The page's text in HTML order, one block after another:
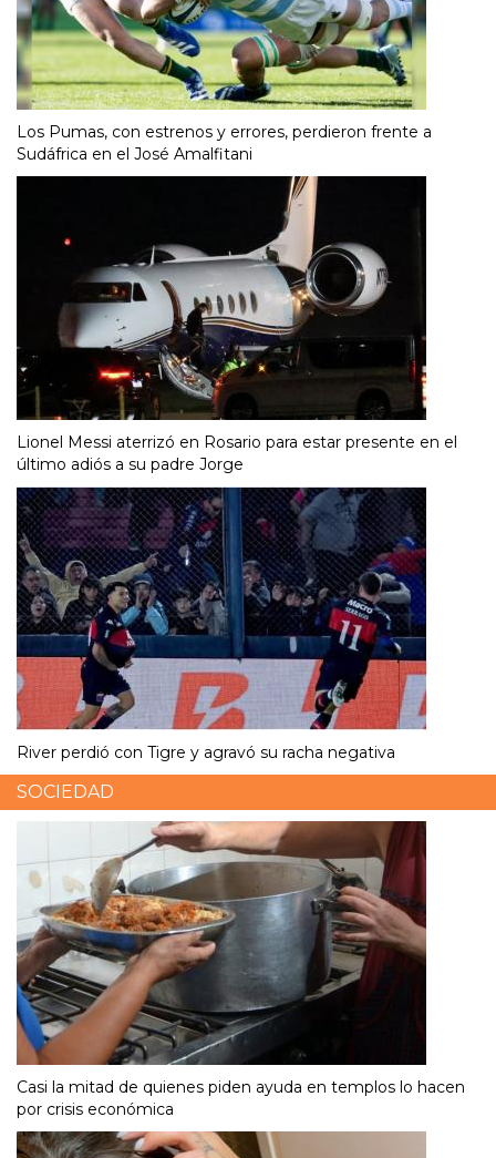
Los Pumas, con estrenos y errores, perdieron frente a
Sudáfrica en el José Amalfitani
Lionel Messi aterrizó en Rosario para estar presente en el
último adiós a su padre Jorge
River perdió con Tigre y agravó su racha negativa
SOCIEDAD
Casi la mitad de quienes piden ayuda en templos lo hacen
por crisis económica